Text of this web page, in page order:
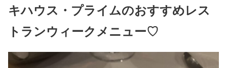
キハウス・プライムのおすすめレス
トランウィークメニュー♡